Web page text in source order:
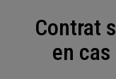
Contrat santé : nos services
en